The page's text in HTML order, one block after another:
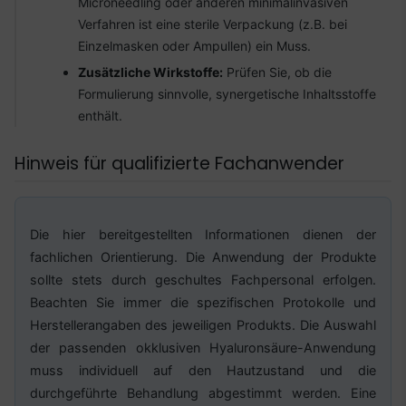
Verfahren ist eine sterile Verpackung (z.B. bei
Einzelmasken oder Ampullen) ein Muss.
Zusätzliche Wirkstoffe: Prüfen Sie, ob die
Formulierung sinnvolle, synergetische Inhaltsstoffe
enthält.
Hinweis für qualifizierte Fachanwender
Die hier bereitgestellten Informationen dienen der
fachlichen Orientierung. Die Anwendung der Produkte
sollte stets durch geschultes Fachpersonal erfolgen.
Beachten Sie immer die spezifischen Protokolle und
Herstellerangaben des jeweiligen Produkts. Die Auswahl
der passenden okklusiven Hyaluronsäure-Anwendung
muss individuell auf den Hautzustand und die
durchgeführte Behandlung abgestimmt werden. Eine